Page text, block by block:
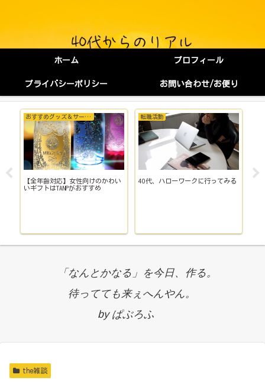
ホーム プロフィール
プライバシーポリシー お問い合わせ/お便り
おすすめグッズ＆サービス
【全年齢対応】女性向けのかわい
いギフトはTANPがおすすめ
転職活動
40代、ハローワークに行ってみる
「なんとかなる」を今日、作る。
待ってても来ぇへんやん。
by ぱぶろふ
the雑談